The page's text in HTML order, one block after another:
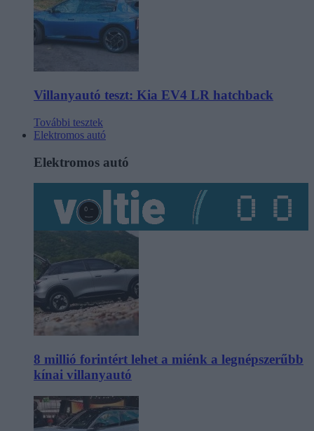
Villanyautó teszt: Kia EV4 LR hatchback
További tesztek
Elektromos autó
Elektromos autó
8 millió forintért lehet a miénk a legnépszerűbb
kínai villanyautó